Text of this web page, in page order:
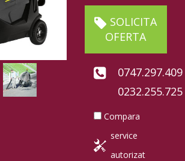
SOLICITA
OFERTA
0747.297.409
0232.255.725
Compara
service
autorizat